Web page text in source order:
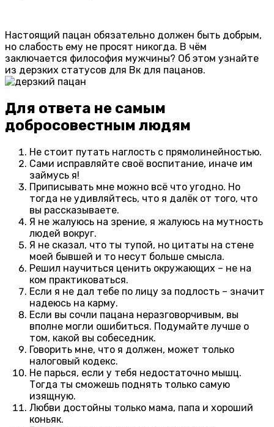
Настоящий пацан обязательно должен быть добрым,
но слабость ему не просят никогда. В чём
заключается философия мужчины? Об этом узнайте
из дерзких статусов для Вк для пацанов.
Для ответа не самым
добросовестным людям
Не стоит путать наглость с прямолинейностью.
Сами исправляйте своё воспитание, иначе им
займусь я!
Приписывать мне можно всё что угодно. Но
тогда не удивляйтесь, что я далёк от того, что
вы рассказываете.
Я не жалуюсь на зрение, я жалуюсь на мутность
людей вокруг.
Я не сказал, что ты тупой, но цитаты на стене
моей бывшей и то несут больше смысла.
Решил научиться ценить окружающих – не на
ком практиковаться.
Если я не дал тебе по лицу за подлость – значит
надеюсь на карму.
Если вы сочли пацана неразговорчивым, вы
вполне могли ошибиться. Подумайте лучше о
том, какой вы собеседник.
Говорить мне, что я должен, может только
налоговый кодекс.
Не парься, если у тебя недостаточно мышц.
Тогда ты сможешь поднять только самую
изящную.
Любви достойны только мама, папа и хороший
коньяк.